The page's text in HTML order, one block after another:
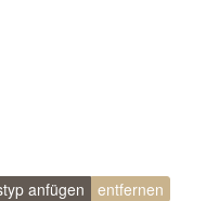
anfügen entfernen